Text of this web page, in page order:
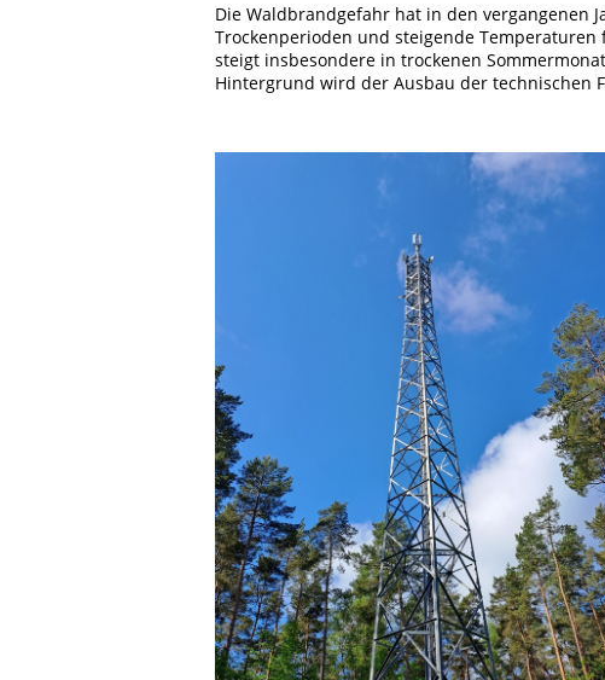
Die Waldbrandgefahr hat in den vergangenen
Trockenperioden und steigende
steigt insbesondere in trockenen
Hintergrund wird der Ausbau der technischen